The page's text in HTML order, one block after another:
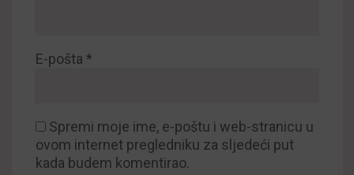
E-pošta *
Spremi moje ime, e-poštu i web-stranicu u
ovom internet pregledniku za sljedeći put
kada budem komentirao.